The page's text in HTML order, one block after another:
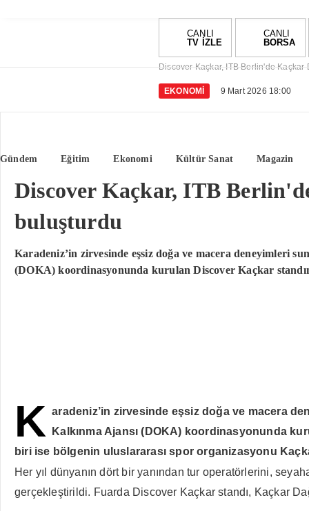
CANLI
TV İZLE
CANLI
BORSA
Gündem Eğitim Ekonomi Kültür Sanat Magazin
Discover Kaçkar, ITB Berlin'de
EKONOMI 9 Mart 2026 18:00
Discover Kaçkar, ITB
buluşturdu
Karadeniz’in zirvesinde eşsiz doğa ve macera deneyimleri
(DOKA) koordinasyonunda kurulan Discover Kaçkar
K aradeniz’in zirvesinde eşsiz doğa ve macera
Kalkınma Ajansı (DOKA) koordinasyonunda
biri ise bölgenin uluslararası spor organizasyonu
Her yıl dünyanın dört bir yanından tur operatörlerini,
gerçekleştirildi. Fuarda Discover Kaçkar standı, Kaçkar